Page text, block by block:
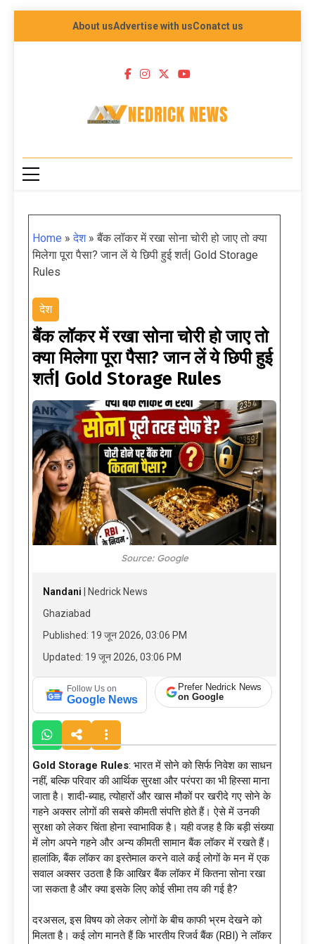
About usAdvertise with usConatct us
NEDRICK NEWS
Home »देश»बैंक लॉकर में रखा सोना चोरी हो जाए तो क्या
मिलेगा पूरा पैसा? जान लें ये छिपी हुई शर्त| Gold Storage
Rules
देश
बैंक लॉकर में रखा सोना चोरी हो जाए तो
क्या मिलेगा पूरा पैसा? जान लें ये छिपी हुई
शर्त| Gold Storage Rules
Source: Google
Nandani | Nedrick News
Ghaziabad
Published: 19 जून 2026, 03:06 PM
Updated: 19 जून 2026, 03:06 PM
Follow Us on
Google News
Prefer Nedrick News
on Google
Gold Storage Rules: भारत में सोने को सिर्फ निवेश का साधन
नहीं, बल्कि परिवार की आर्थिक सुरक्षा और परंपरा का भी हिस्सा माना
जाता है। शादी-ब्याह, त्योहारों और खास मौकों पर खरीदे गए सोने के
गहने अक्सर लोगों की सबसे कीमती संपत्ति होते हैं। ऐसे में उनकी
सुरक्षा को लेकर चिंता होना स्वाभाविक है। यही वजह है कि बड़ी संख्या
में लोग अपने गहने और अन्य कीमती सामान बैंक लॉकर में रखते हैं।
हालांकि, बैंक लॉकर का इस्तेमाल करने वाले कई लोगों के मन में एक
सवाल अक्सर उठता है कि आखिर बैंक लॉकर में कितना सोना रखा
जा सकता है और क्या इसके लिए कोई सीमा तय की गई है?
दरअसल, इस विषय को लेकर लोगों के बीच काफी भ्रम देखने को
मिलता है। कई लोग मानते हैं कि भारतीय रिजर्व बैंक (RBI) ने लॉकर